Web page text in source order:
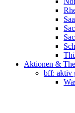
Aktionen &
bff: aktiv